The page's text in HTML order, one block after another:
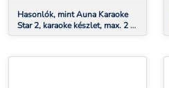
Hasonlók, mint Auna Karaoke
Star 2, karaoke készlet, max. 2 x
50 W, BT, USB/SD port,